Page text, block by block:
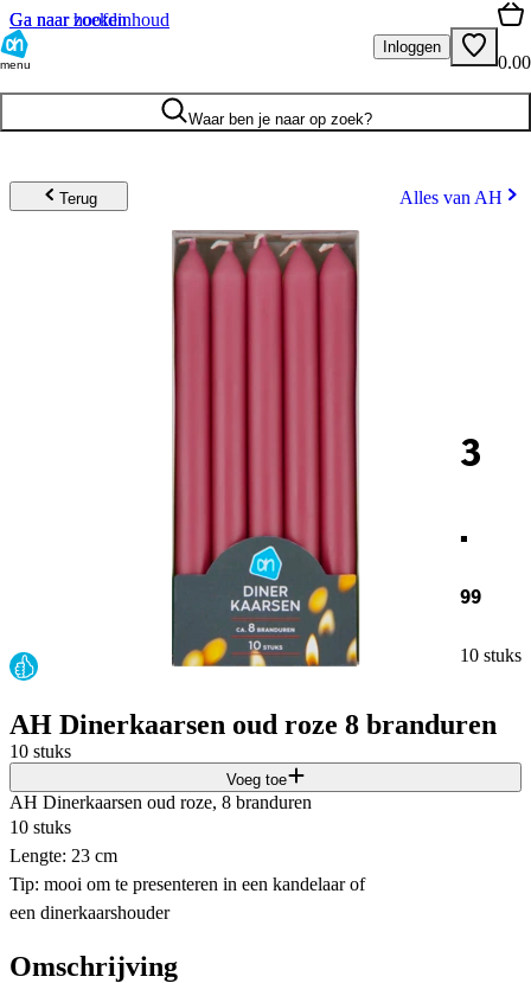
Ga naar hoofdinhoud
Ga naar zoeken
menu
Inloggen
0.00
Waar ben je naar op zoek?
Terug Alles van AH
3
.
99
10 stuks
AH Dinerkaarsen oud roze 8 branduren
10 stuks
Voeg toe
AH Dinerkaarsen oud roze, 8 branduren​
10 stuks​
Lengte: 23 cm​
Tip: mooi om te presenteren in een kandelaar of
een dinerkaarshouder​
Omschrijving